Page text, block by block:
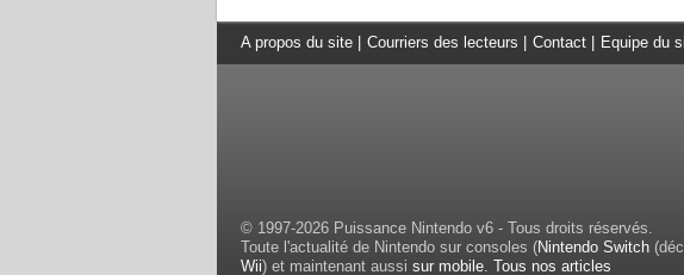
A propos du site Courriers des lecteurs Contact Equipe du
© 1997-2026 Puissance Nintendo v6 - Tous droits réservés.
Toute l'actualité de Nintendo sur consoles (Nintendo Switch
Wii) et maintenant aussi sur mobile. Tous nos articles